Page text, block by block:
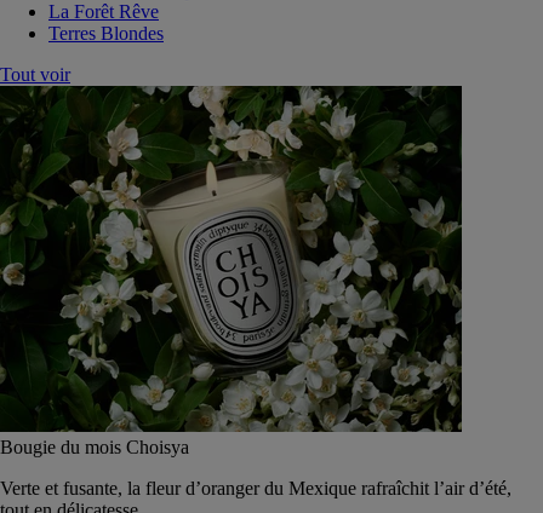
La Forêt Rêve
Terres Blondes
Tout voir
Bougie du mois Choisya
Verte et fusante, la fleur d’oranger du Mexique rafraîchit l’air d’été,